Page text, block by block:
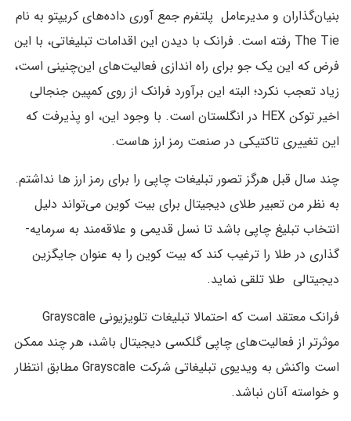
بنیان‌گذاران و مدیر­عامل پلتفرم جمع­ آوری داده‌­های کریپتو به نام
The Tie رفته است. فرانک با دیدن این اقدامات تبلیغاتی، با این
فرض که این یک جو برای راه­ اندازی فعالیت‌های این‌چنینی است،
زیاد تعجب نکرد؛ البته این برآورد فرانک از روی کمپین جنجالی
اخیر توکن HEX در انگلستان است. با وجود این، او پذیرفت که
این تغییری تاکتیکی در صنعت رمز ارز هاست.
چند سال قبل هرگز تصور تبلیغات چاپی را برای رمز ارز ها نداشتم.
به نظر من تعبیر طلای دیجیتال برای بیت­ کوین می­‌تواند دلیل
انتخاب تبلیغ چاپی باشد تا نسل قدیمی و علاقه‌­مند به سرمایه­
گذاری در طلا را ترغیب کند که بیت­ کوین را به­ عنوان جایگزین
دیجیتالی طلا تلقی نماید.
فرانک معتقد است که احتمالا تبلیغات تلویزیونی Grayscale
موثرتر از فعالیت‌های چاپی گلکسی دیجیتال باشد، هر چند ممکن
است واکنش به ویدیوی تبلیغاتی شرکت Grayscale مطابق انتظار
و خواسته آنان نباشد.